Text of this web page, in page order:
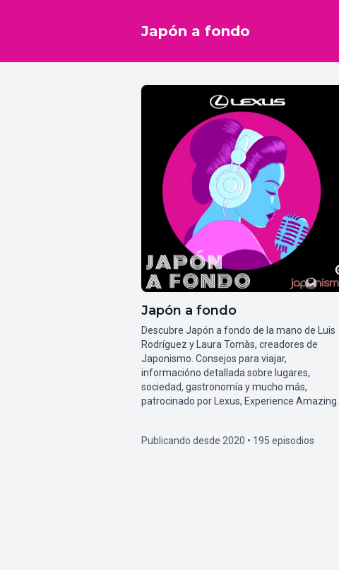
Japón a fondo
Japón a fondo
Descubre Japón a fondo de la mano de Luis
Rodríguez y Laura Tomàs, creadores de
Japonismo. Consejos para viajar,
informacióno detallada sobre lugares,
sociedad, gastronomía y mucho más,
patrocinado por Lexus, Experience Amazing.
Publicando desde 2020 • 195 episodios